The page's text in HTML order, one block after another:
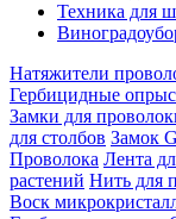
Техника для
Натяжители
Гербицидные
Замки для
для столбов Замок
Проволока Лента
растений Нить для
Воск